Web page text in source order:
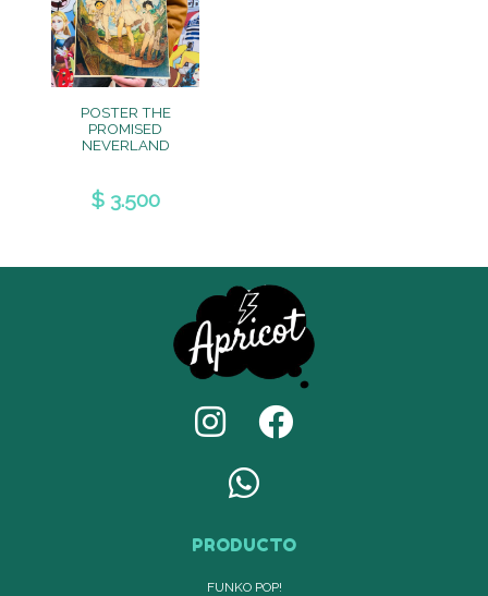
POSTER THE
PROMISED
NEVERLAND
$ 3.500
PRODUCTO
FUNKO POP!